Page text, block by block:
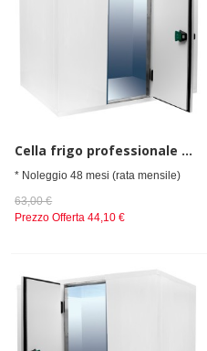
Cella frigo professionale da spessore 80 mm,senza gruppo refrigerante h=2010 mm, 1200x1800 mm
* Noleggio 48 mesi (rata mensile)
63,00 €
Prezzo Offerta 44,10 €